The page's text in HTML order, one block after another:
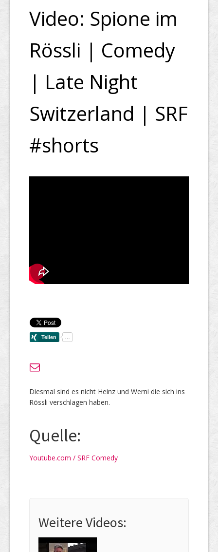
Video: Spione im
Rössli | Comedy
| Late Night
Switzerland | SRF
#shorts
Diesmal sind es nicht Heinz und Werni die sich ins
Rössli verschlagen haben.
Quelle:
Youtube.com / SRF Comedy
Weitere Videos: